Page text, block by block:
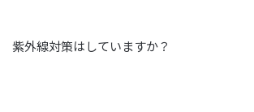
紫外線対策はしていますか？